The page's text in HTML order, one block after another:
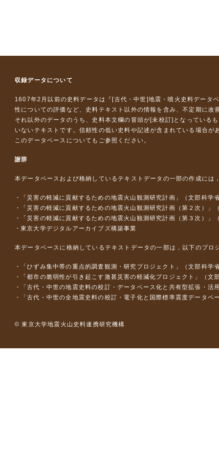
収録データについて
1607年2月以前の史料データは『 [古代・中世]地震・噴火史料データ
性についての評価など、史料テキスト以外の情報を含み、不定期に改
それ以外のデータのうち、史料本文欄の冒頭が[未校訂]となっている
いないテキストです。信頼性の低い史料や記述が含まれている場合が
このデータベースについて もご参照ください。
謝辞
本データベースおよび格納しているテキストデータの一部の作成には
「災害の軽減に貢献するための地震火山観測研究計画」（文部科学
「災害の軽減に貢献するための地震火山観測研究計画（第２次）」
「災害の軽減に貢献するための地震火山観測研究計画（第３次）」
東京大学デジタルアーカイブズ構築事業
本データベースに格納しているテキストデータの一部は，以下のプロ
「ひずみ集中帯の重点的調査観測・研究プロジェクト」（文部科
「都市の脆弱性が引き起こす激甚災害の軽減化プロジェクト」（
「古代・中世の地震史料の校訂・データベース化と共有型拡張・
「古代・中世の全地震史料の校訂・電子化と国際標準震度データ
© 東京大学地震火山史料連携研究機構